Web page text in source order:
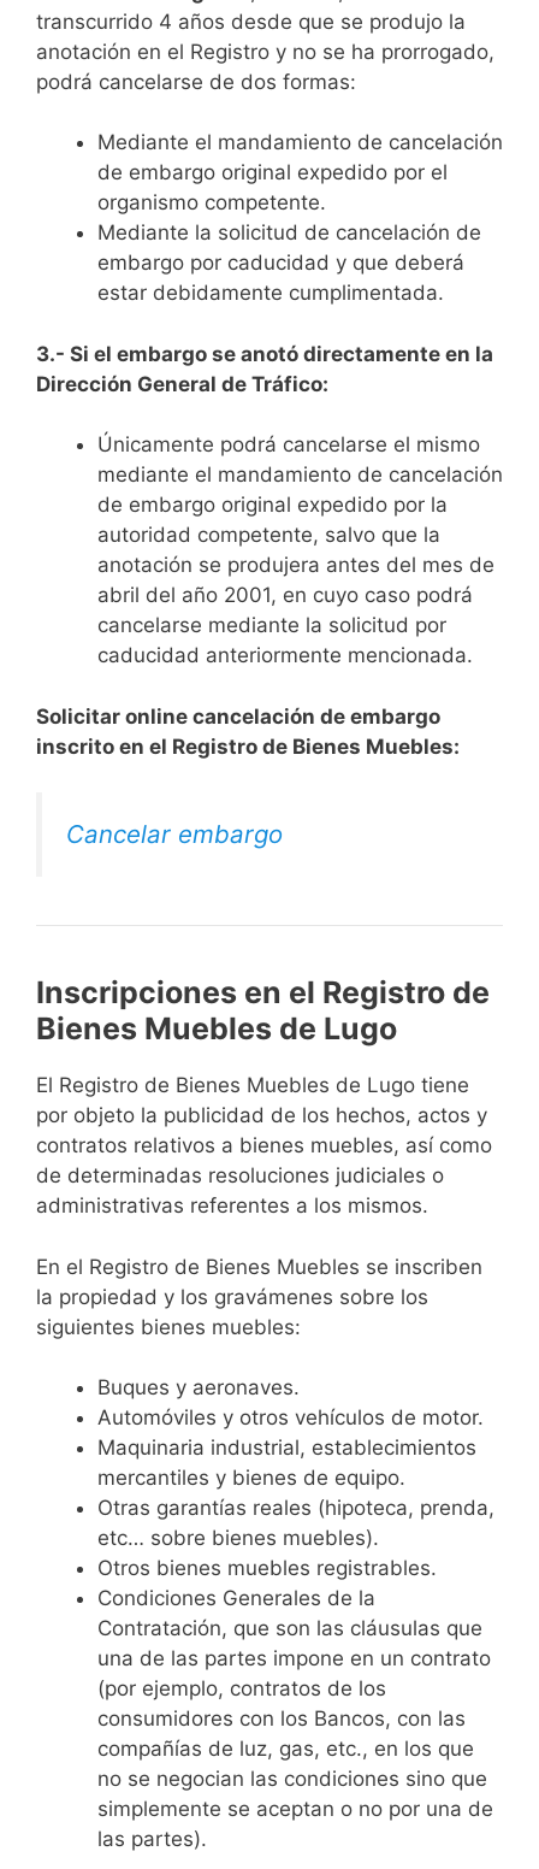
transcurrido 4 años desde que se produjo la
anotación en el Registro y no se ha prorrogado,
podrá cancelarse de dos formas:
Mediante el mandamiento de cancelación
de embargo original expedido por el
organismo competente.
Mediante la solicitud de cancelación de
embargo por caducidad y que deberá
estar debidamente cumplimentada.
3.- Si el embargo se anotó directamente en la
Dirección General de Tráfico:
Únicamente podrá cancelarse el mismo
mediante el mandamiento de cancelación
de embargo original expedido por la
autoridad competente, salvo que la
anotación se produjera antes del mes de
abril del año 2001, en cuyo caso podrá
cancelarse mediante la solicitud por
caducidad anteriormente mencionada.
Solicitar online cancelación de embargo
inscrito en el Registro de Bienes Muebles:
Cancelar embargo
Inscripciones en el Registro de
Bienes Muebles de Lugo
El Registro de Bienes Muebles de Lugo tiene
por objeto la publicidad de los hechos, actos y
contratos relativos a bienes muebles, así como
de determinadas resoluciones judiciales o
administrativas referentes a los mismos.
En el Registro de Bienes Muebles se inscriben
la propiedad y los gravámenes sobre los
siguientes bienes muebles:
Buques y aeronaves.
Automóviles y otros vehículos de motor.
Maquinaria industrial, establecimientos
mercantiles y bienes de equipo.
Otras garantías reales (hipoteca, prenda,
etc… sobre bienes muebles).
Otros bienes muebles registrables.
Condiciones Generales de la
Contratación, que son las cláusulas que
una de las partes impone en un contrato
(por ejemplo, contratos de los
consumidores con los Bancos, con las
compañías de luz, gas, etc., en los que
no se negocian las condiciones sino que
simplemente se aceptan o no por una de
las partes).